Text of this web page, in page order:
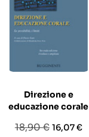
Direzione e
educazione corale
Prezzo
18,90 € Prezzo
16,07 €